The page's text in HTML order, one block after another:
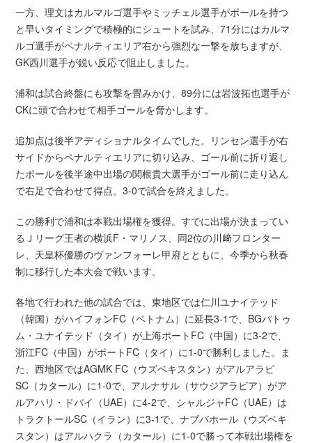
一方、理文はカルマルゴ選手やミッチェル選手がボールを持つ
と早いタイミングで積極的にシュートを試み、71分にはカルマ
ルゴ選手がペナルティエリア右から強烈な一撃を放ちますが、
GK西川選手が鋭い反応で阻止しました。
浦和は試合終盤にも攻撃を畳みかけ、89分には岩波拓也選手が
CKに頭で合わせて相手ゴールを脅かします。
追加点は後半アディショナルタイムでした。リンセン選手が右
サイドからペナルティエリアに切り込み、ゴール前に折り返し
たボールを後半途中出場の関根貴大選手がゴール前に走り込ん
で右足で合わせて得点。3-0で試合を終えました。
この勝利で浦和は本戦出場権を獲得。すでに出場が決まってい
るＪリーグ王者の横浜F・マリノス、同2位の川﨑フロンター
レ、天皇杯優勝のヴァンフォーレ甲府とともに、今季から秋春
制に移行した本大会で戦います。
各地で行われた他の試合では、東地区では仁川ユナイテッド
（韓国）がハイフォンFC（ベトナム）に延長3-1で、BGパトゥ
ム・ユナイテッド（タイ）が上海ポートFC（中国）に3-2で、
浙江FC（中国）がポートFC（タイ）に1-0で勝利しました。ま
た、西地区ではAGMK FC（ウズベキスタン）がアルアラビ
SC（カタール）に1-0で、アルナサル（サウジアラビア）がア
ルアハリ・ドバイ（UAE）に4-2で、シャルジャFC（UAE）は
トラクトールSC（イラン）に3-1で、ナブバホール（ウズベキ
スタン）はアルハクラ（カタール）に1-0で勝って本戦出場権を